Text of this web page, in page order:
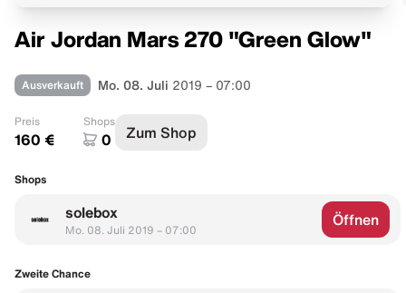
Air Jordan Mars 270 "Green Glow"
Ausverkauft Mo. 08. Juli 2019 – 07:00
Preis
160 €
Shops
0 Zum Shop
Shops
solebox
Mo. 08. Juli 2019 – 07:00
Öffnen
Zweite Chance